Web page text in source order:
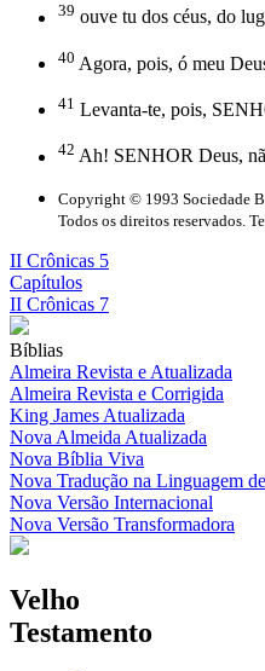
39 ouve tu dos céus, do
40 Agora, pois, ó meu
41 Levanta-te, pois,
42 Ah! SENHOR Deus,
Copyright © 1993 Sociedade
Todos os direitos reservados.
II Crônicas 5
Capítulos
II Crônicas 7
Bíblias
Almeira Revista e Atualizada
Almeira Revista e Corrigida
King James Atualizada
Nova Almeida Atualizada
Nova Bíblia Viva
Nova Tradução na Linguagem
Nova Versão Internacional
Nova Versão Transformadora
Velho
Testamento